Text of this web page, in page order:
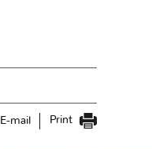
E-mail Print